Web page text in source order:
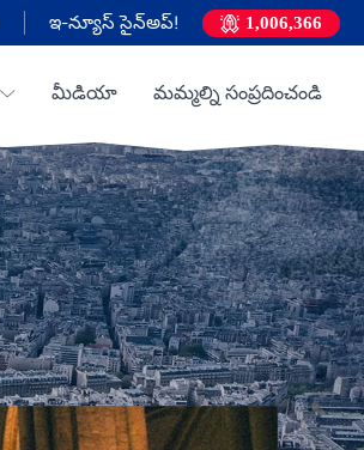
ఇ-న్యూస్ సైన్అప్! 1,006,366
మీడియా మమ్మల్ని సంప్రదించండి